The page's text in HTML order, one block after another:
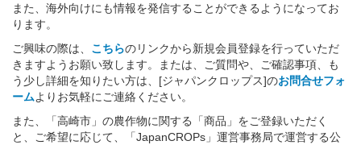
また、海外向けにも情報を発信することができるようになってお
ります。
ご興味の際は、 こちらのリンクから新規会員登録を行っていただ
きますようお願い致します。または、ご質問や、ご確認事項、も
う少し詳細を知りたい方は、[ジャパンクロップス]のお問合せフォ
ームよりお気軽にご連絡ください。
また、「高崎市」の農作物に関する「商品」をご登録いただく
と、ご希望に応じて、「JapanCROPs」運営事務局で運営する公